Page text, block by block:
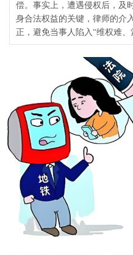
偿。事实上，遭遇侵权后，及
身合法权益的关键，律师的介
正，避免当事人陷入“维权难、